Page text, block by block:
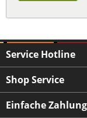
Service Hotline
Shop Service
Einfache Zahlung